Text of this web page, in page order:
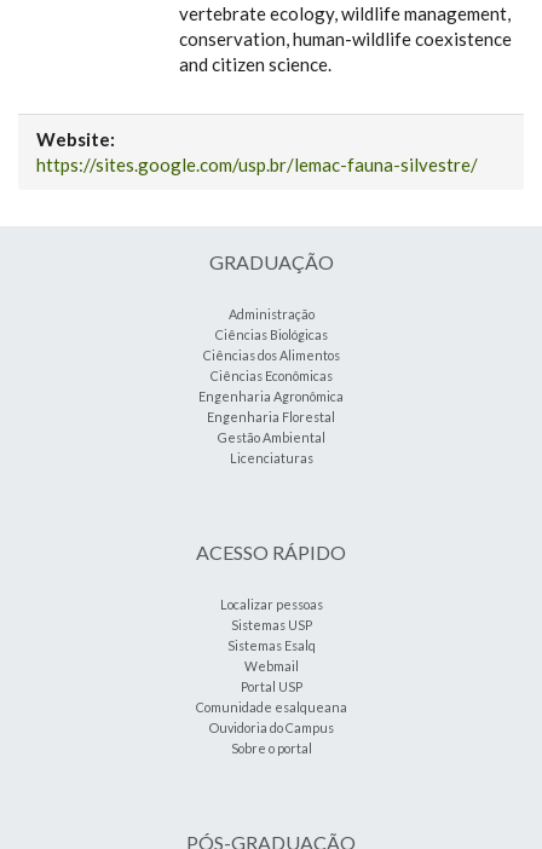
vertebrate ecology, wildlife management,
conservation, human-wildlife coexistence
and citizen science.
Website:
https://sites.google.com/usp.br/lemac-fauna-silvestre/
GRADUAÇÃO
Administração
Ciências Biológicas
Ciências dos Alimentos
Ciências Econômicas
Engenharia Agronômica
Engenharia Florestal
Gestão Ambiental
Licenciaturas
ACESSO RÁPIDO
Localizar pessoas
Sistemas USP
Sistemas Esalq
Webmail
Portal USP
Comunidade esalqueana
Ouvidoria do Campus
Sobre o portal
PÓS-GRADUAÇÃO